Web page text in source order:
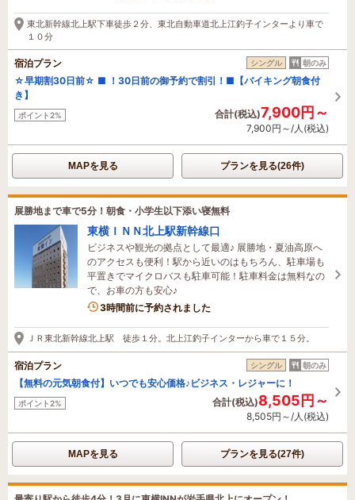
東北新幹線北上駅下車徒歩２分、東北自動車道北上江釣子インターより車で
１０分
宿泊プラン シングル 朝のみ
☆早期割30日前☆ ■ ！30日前の御予約で割引！■【バイキング朝食付
き】
ポイント2% 合計(税込)7,900円～
7,900円～/人(税込)
MAPを見る プランを見る(26件)
展勝地まで車で5分！朝食・小学生以下添い寝無料
東横ＩＮＮ北上駅新幹線口
ビジネスや観光の拠点として最適♪ 展勝地・夏油高原へ
のアクセスも便利！駅から近いのはもちろん、駐車場も
平置きでマイクロバスも駐車可能！駐車料金は無料なの
で、お車の方も安心♪
3時間前に予約されました
ＪＲ東北新幹線北上駅 徒歩１分。北上江釣子インターから車で１５分。
宿泊プラン シングル 朝のみ
【無料の元気朝食付】いつでも安心価格♪ビジネス・レジャーに！
ポイント2% 合計(税込)8,505円～
8,505円～/人(税込)
MAPを見る プランを見る(27件)